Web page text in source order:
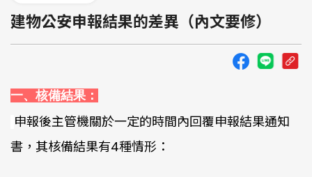
建物公安申報結果的差異（內文要修）
一、核備結果：
申報後主管機關於一定的時間內回覆申報結果通知
書，其核備結果有4種情形：